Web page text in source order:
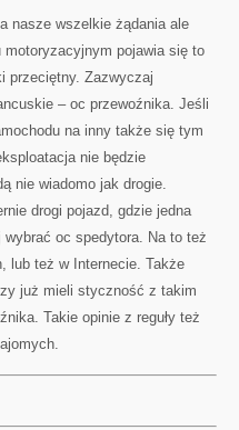
nasze wszelkie żądania ale
pojawia się to
przeciętny. Zazwyczaj
– oc przewoźnika. Jeśli
na inny także się tym
nie będzie
nie wiadomo jak drogie.
drogi pojazd, gdzie jedna
wybrać oc spedytora. Na to też
lub też w Internecie. Także
już mieli styczność z takim
Takie opinie z reguły też